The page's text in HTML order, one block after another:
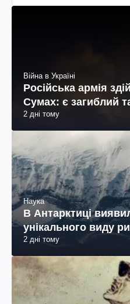
Війна в Україні
Російська армія
Сумах: є загиблий
2 дні тому
Наука
В Антарктиці
унікального виду
2 дні тому